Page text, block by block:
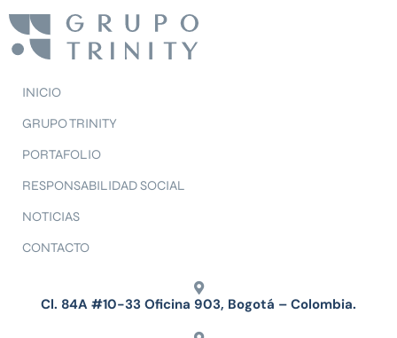
INICIO
GRUPO TRINITY
PORTAFOLIO
RESPONSABILIDAD SOCIAL
NOTICIAS
CONTACTO
Cl. 84A #10-33 Oficina 903, Bogotá – Colombia.